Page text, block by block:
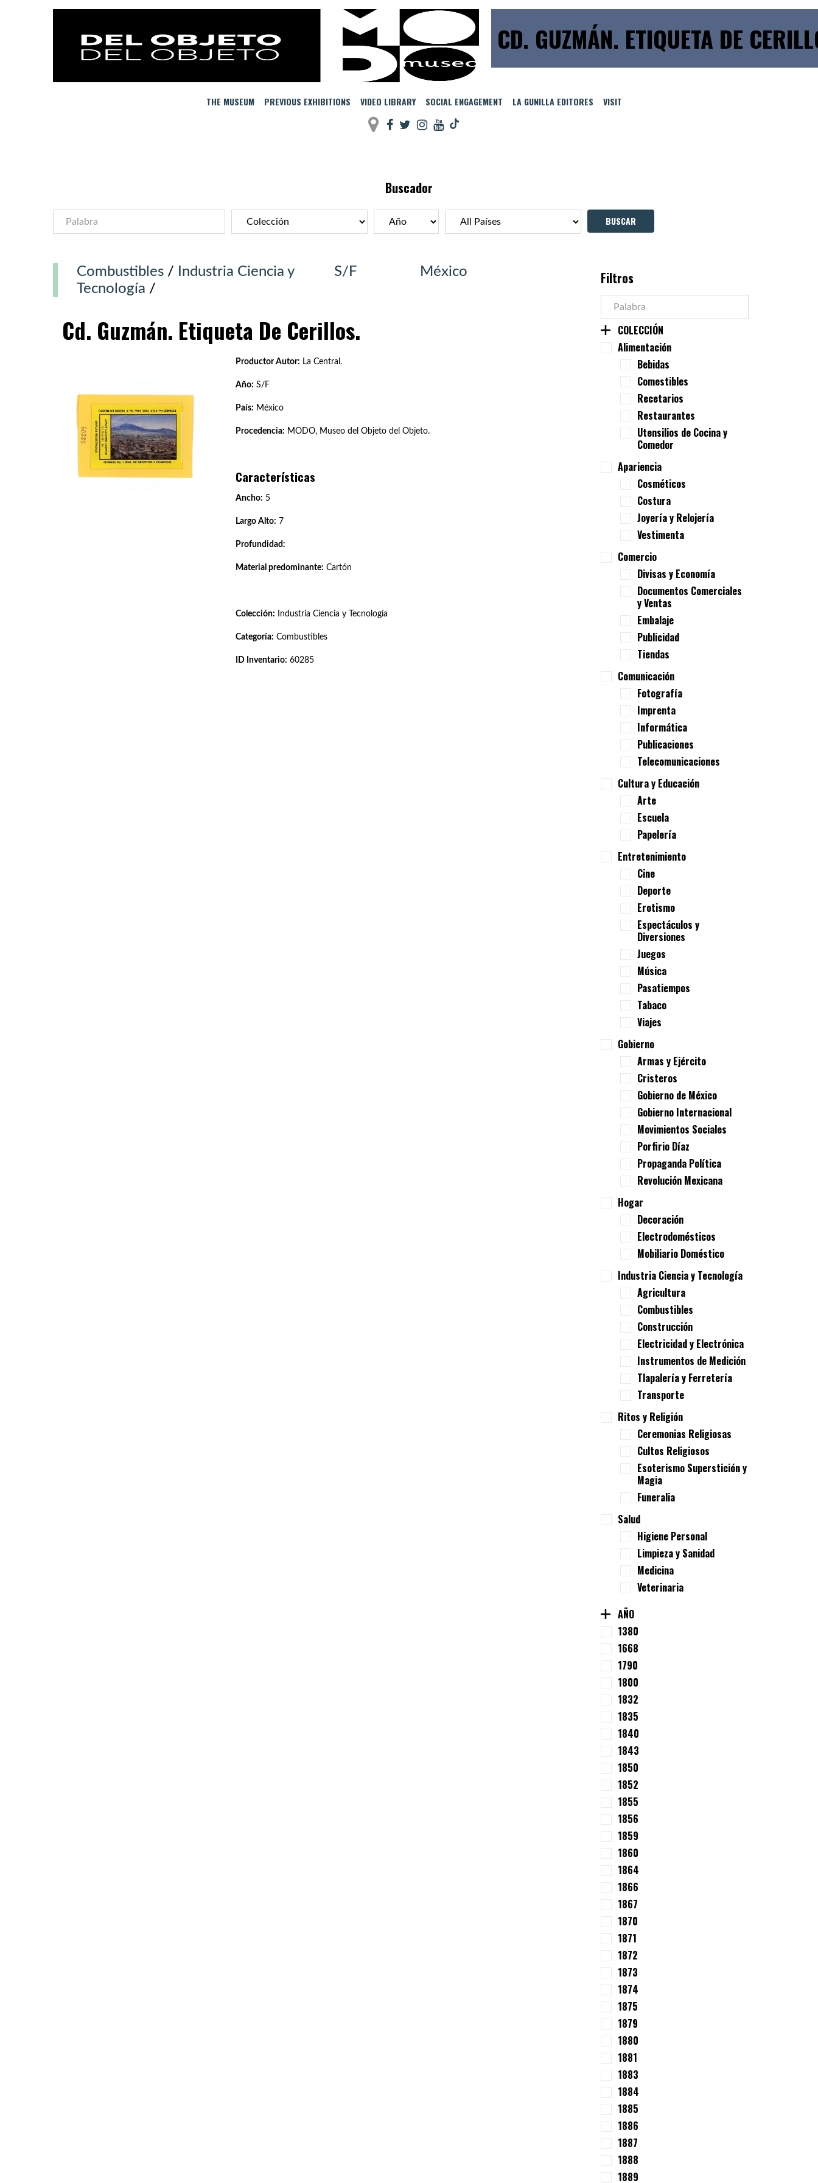
CD. GUZMÁN. ETIQUETA DE
THE MUSEUM PREVIOUS EXHIBITIONS VIDEO LIBRARY SOCIAL ENGAGEMENT LA GUNILLA EDITORES VISIT
Buscador
Combustibles /
Industria Ciencia y
Tecnología /
S/F México
Cd. Guzmán. Etiqueta De Cerillos.
Productor Autor: La Central.
Año: S/F
País: México
Procedencia: MODO, Museo del Objeto del Objeto.
Características
Ancho: 5
Largo Alto: 7
Profundidad:
Material predominante: Cartón
Colección: Industria Ciencia y Tecnología
Categoría: Combustibles
ID Inventario: 60285
Filtros
COLECCIÓN
Alimentación
Bebidas
Comestibles
Recetarios
Restaurantes
Utensilios de Cocina y
Comedor
Apariencia
Cosméticos
Costura
Joyería y Relojería
Vestimenta
Comercio
Divisas y Economía
Documentos Comerciales
y Ventas
Embalaje
Publicidad
Tiendas
Comunicación
Fotografía
Imprenta
Informática
Publicaciones
Telecomunicaciones
Cultura y Educación
Arte
Escuela
Papelería
Entretenimiento
Cine
Deporte
Erotismo
Espectáculos y
Diversiones
Juegos
Música
Pasatiempos
Tabaco
Viajes
Gobierno
Armas y Ejército
Cristeros
Gobierno de México
Gobierno Internacional
Movimientos Sociales
Porfirio Díaz
Propaganda Política
Revolución Mexicana
Hogar
Decoración
Electrodomésticos
Mobiliario Doméstico
Industria Ciencia y Tecnología
Agricultura
Combustibles
Construcción
Electricidad y Electrónica
Instrumentos de Medición
Tlapalería y Ferretería
Transporte
Ritos y Religión
Ceremonias Religiosas
Cultos Religiosos
Esoterismo Superstición y
Magia
Funeralia
Salud
Higiene Personal
Limpieza y Sanidad
Medicina
Veterinaria
AÑO
1380
1668
1790
1800
1832
1835
1840
1843
1850
1852
1855
1856
1859
1860
1864
1866
1867
1870
1871
1872
1873
1874
1875
1879
1880
1881
1883
1884
1885
1886
1887
1888
1889